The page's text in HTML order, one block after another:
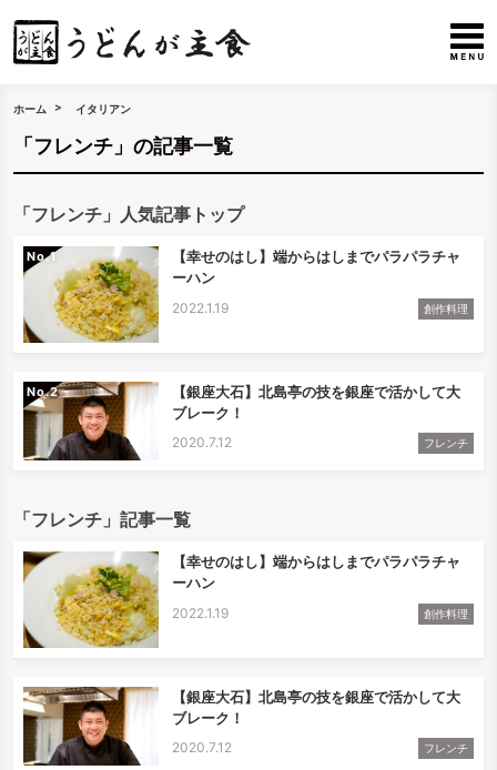
ホーム イタリアン
「フレンチ」の記事一覧
「フレンチ」人気記事トップ
No.
【幸せのはし】端からはしまでパラパラチャ
ーハン
2022.1.19 創作料理
No.
【銀座大石】北島亭の技を銀座で活かして大
ブレーク！
2020.7.12 フレンチ
「フレンチ」記事一覧
【幸せのはし】端からはしまでパラパラチャ
ーハン
2022.1.19 創作料理
【銀座大石】北島亭の技を銀座で活かして大
ブレーク！
2020.7.12 フレンチ